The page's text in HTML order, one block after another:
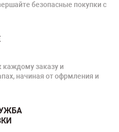
безопасные покупки с
каждому заказу и
начиная от офрмления и